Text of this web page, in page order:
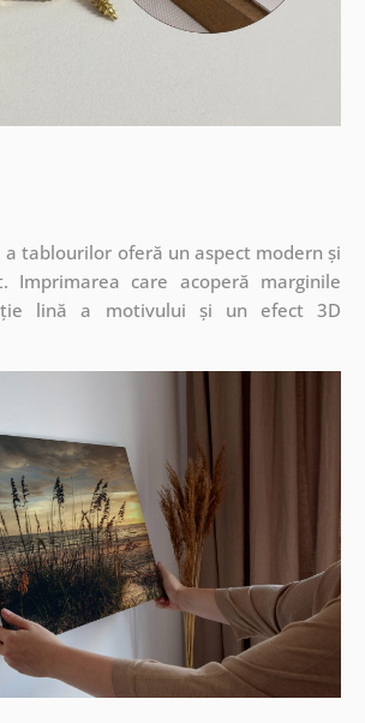
tablourilor oferă un aspect modern și
Imprimarea care acoperă marginile
lină a motivului și un efect 3D